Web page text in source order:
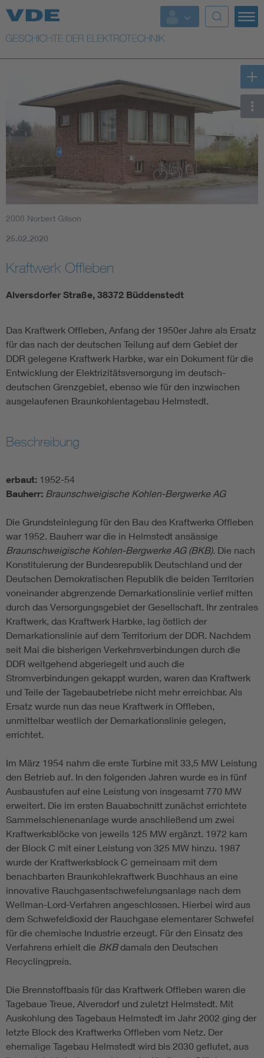
Top Themen
Weitere Themen
2008 Norbert Gilson
25.02.2020
Kraftwerk Offleben
Alversdorfer Straße, 38372 Büddenstedt
Das Kraftwerk Offleben, Anfang der 1950er Jahre als Ersatz
für das nach der deutschen Teilung auf dem Gebiet der
DDR gelegene Kraftwerk Harbke, war ein Dokument für die
Entwicklung der Elektrizitätsversorgung im deutsch-
deutschen Grenzgebiet, ebenso wie für den inzwischen
ausgelaufenen Braunkohlentagebau Helmstedt.
Beschreibung
erbaut: 1952-54
Bauherr: Braunschweigische Kohlen-Bergwerke AG
Die Grundsteinlegung für den Bau des Kraftwerks Offleben
war 1952. Bauherr war die in Helmstedt ansässige
Braunschweigische Kohlen-Bergwerke AG (BKB). Die nach
Konstituierung der Bundesrepublik Deutschland und der
Deutschen Demokratischen Republik die beiden Territorien
voneinander abgrenzende Demarkationslinie verlief mitten
durch das Versorgungsgebiet der Gesellschaft. Ihr zentrales
Kraftwerk, das Kraftwerk Harbke, lag östlich der
Demarkationslinie auf dem Territorium der DDR. Nachdem
seit Mai die bisherigen Verkehrsverbindungen durch die
DDR weitgehend abgeriegelt und auch die
Stromverbindungen gekappt wurden, waren das Kraftwerk
und Teile der Tagebaubetriebe nicht mehr erreichbar. Als
Ersatz wurde nun das neue Kraftwerk in Offleben,
unmittelbar westlich der Demarkationslinie gelegen,
errichtet.
Im März 1954 nahm die erste Turbine mit 33,5 MW Leistung
den Betrieb auf. In den folgenden Jahren wurde es in fünf
Ausbaustufen auf eine Leistung von insgesamt 770 MW
erweitert. Die im ersten Bauabschnitt zunächst errichtete
Sammelschienenanlage wurde anschließend um zwei
Kraftwerksblöcke von jeweils 125 MW ergänzt. 1972 kam
der Block C mit einer Leistung von 325 MW hinzu. 1987
wurde der Kraftwerksblock C gemeinsam mit dem
benachbarten Braunkohlekraftwerk Buschhaus an eine
innovative Rauchgasentschwefelungsanlage nach dem
Wellman-Lord-Verfahren angeschlossen. Hierbei wird aus
dem Schwefeldioxid der Rauchgase elementarer Schwefel
für die chemische Industrie erzeugt. Für den Einsatz des
Verfahrens erhielt die BKBdamals den Deutschen
Recyclingpreis.
Die Brennstoffbasis für das Kraftwerk Offleben waren die
Tagebaue Treue, Alversdorf und zuletzt Helmstedt. Mit
Auskohlung des Tagebaus Helmstedt im Jahr 2002 ging der
letzte Block des Kraftwerks Offleben vom Netz. Der
ehemalige Tagebau Helmstedt wird bis 2030 geflutet, aus